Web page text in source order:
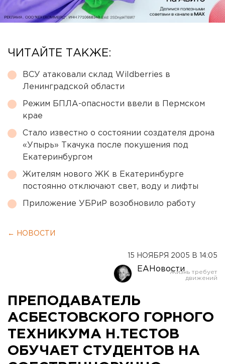
ЧИТАЙТЕ ТАКЖЕ:
ВСУ атаковали склад Wildberries в
Ленинградской области
Режим БПЛА-опасности ввели в Пермском
крае
Стало известно о состоянии создателя дрона
«Упырь» Ткачука после покушения под
Екатеринбургом
Жителям нового ЖК в Екатеринбурге
постоянно отключают свет, воду и лифты
Приложение УБРиР возобновило работу
← НОВОСТИ
15 НОЯБРЯ 2005 В 14:05
ЕАНовости
ПРЕПОДАВАТЕЛЬ
АСБЕСТОВСКОГО ГОРНОГО
ТЕХНИКУМА Н.ТЕСТОВ
ОБУЧАЕТ СТУДЕНТОВ НА